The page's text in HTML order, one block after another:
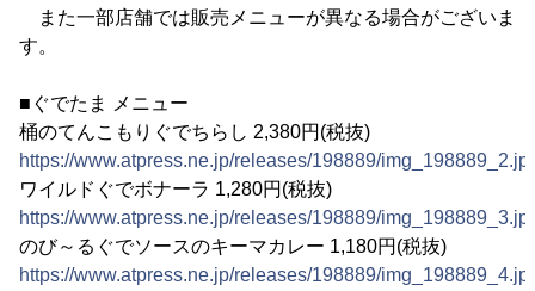
また一部店舗では販売メニューが異なる場合がございま
す。
■ぐでたま メニュー
桶のてんこもりぐでちらし 2,380円(税抜)
https://www.atpress.ne.jp/releases/198889/
ワイルドぐでボナーラ 1,280円(税抜)
https://www.atpress.ne.jp/releases/198889/
のび～るぐでソースのキーマカレー 1,180円(税抜)
https://www.atpress.ne.jp/releases/198889/